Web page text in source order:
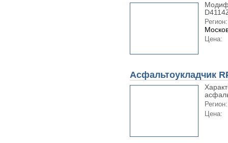
Регион:
Цена:
Асфальтоукладчик
Регион:
Цена: